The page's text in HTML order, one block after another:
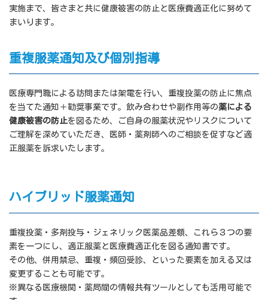
実施まで、皆さまと共に健康被害の防止と医療費適正化に努めて
まいります。
重複服薬通知及び個別指導
医療専門職による訪問または架電を行い、重複投薬の防止に焦点
を当てた通知＋勧奨事業です。飲み合わせや副作用等の薬による
健康被害の防止を図るため、ご自身の服薬状況やリスクについて
ご理解を深めていただき、医師・薬剤師へのご相談を促すなど適
正服薬を訴求いたします。
ハイブリッド服薬通知
重複投薬・多剤投与・ジェネリック医薬品差額、これら３つの要
素を一つにし、適正服薬と医療費適正化を図る通知書です。
その他、併用禁忌、重複・頻回受診、といった要素を加える又は
変更することも可能です。
※異なる医療機関・薬局間の情報共有ツールとしても活用可能で